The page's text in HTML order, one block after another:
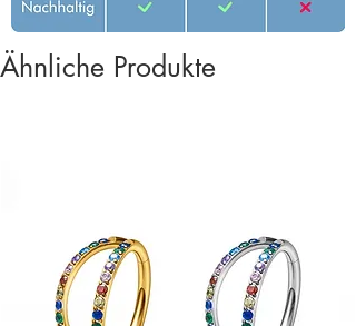
Ähnliche Produkte